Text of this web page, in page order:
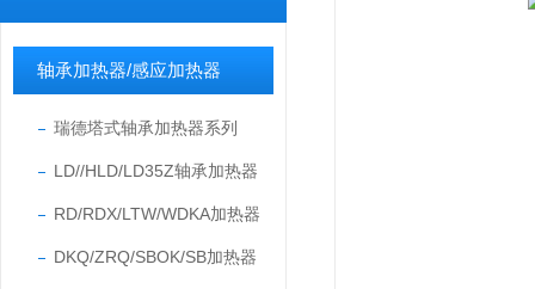
轴承加热器/感应加热器
瑞德塔式轴承加热器系列
LD//HLD/LD35Z轴承加热器
RD/RDX/LTW/WDKA加热器
DKQ/ZRQ/SBOK/SB加热器